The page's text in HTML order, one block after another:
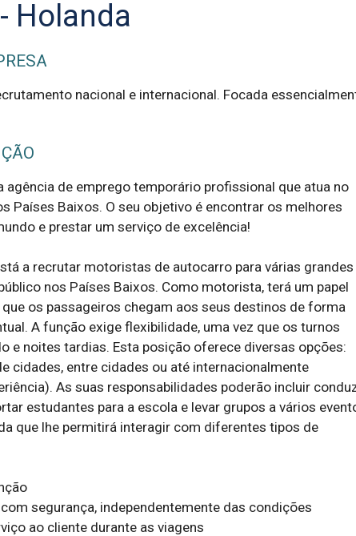
Holanda
nacional e internacional. Focada
agência de emprego temporário profissional que atua no
Países Baixos. O seu objetivo é encontrar os melhores
e prestar um serviço de excelência!
a recrutar motoristas de autocarro para várias grandes
nos Países Baixos. Como motorista, terá um papel
os passageiros chegam aos seus destinos de forma
A função exige flexibilidade, uma vez que os turnos
e noites tardias. Esta posição oferece diversas opções:
cidades, entre cidades ou até internacionalmente
As suas responsabilidades poderão incluir
estudantes para a escola e levar grupos a vários
que lhe permitirá interagir com diferentes tipos de
segurança, independentemente das condições
ao cliente durante as viagens